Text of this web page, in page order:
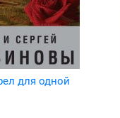
для одной